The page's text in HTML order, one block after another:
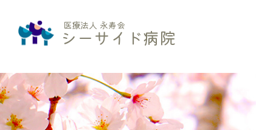
医療法人 永寿会
シーサイド病院